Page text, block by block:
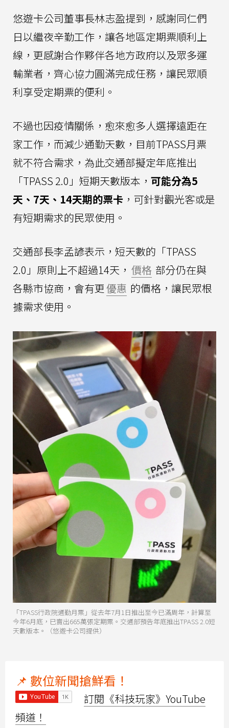
悠遊卡公司董事長林志盈提到，感謝同仁們
日以繼夜辛勤工作，讓各地區定期票順利上
線，更感謝合作夥伴各地方政府以及眾多運
輸業者，齊心協力圓滿完成任務，讓民眾順
利享受定期票的便利。
不過也因疫情關係，愈來愈多人選擇遠距在
家工作，而減少通勤天數，目前TPASS月票
就不符合需求，為此交通部擬定年底推出
「TPASS 2.0」短期天數版本， 可能分為5
天、7天、14天期的票卡 ，可針對觀光客或是
有短期需求的民眾使用。
交通部長李孟諺表示，短天數的「TPASS
2.0」原則上不超過14天， 價格 部分仍在與
各縣市協商，會有更優惠 的價格，讓民眾根
據需求使用。
「TPASS行政院通勤月票」從去年7月1日推出至今已滿周年，計算至
今年6月底，已賣出665萬張定期票。交通部預告年底推出TPASS 2.0短
天數版本。（悠遊卡公司提供）
📌 數位新聞搶鮮看！
訂閱《科技玩家》YouTube
頻道！